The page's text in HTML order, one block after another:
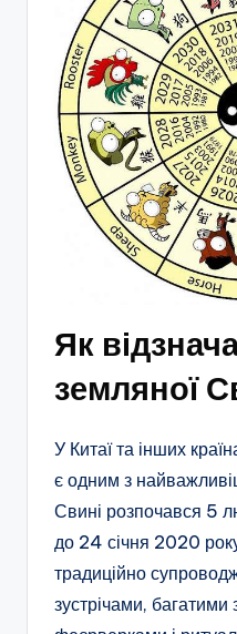
Як
земляної
У Китаї та інших
є одним з
Свині розпочався 5
до 24 січня 2020
традиційно
зустрічами, багатими